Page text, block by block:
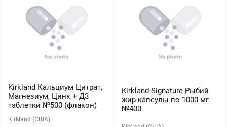
Kirkland Кальциум Цитрат,
Магнезиум, Цинк + Д3
таблетки №500 (флакон)
Kirkland (США)
Kirkland Signature Рыбий
жир капсулы по 1000 мг
№400